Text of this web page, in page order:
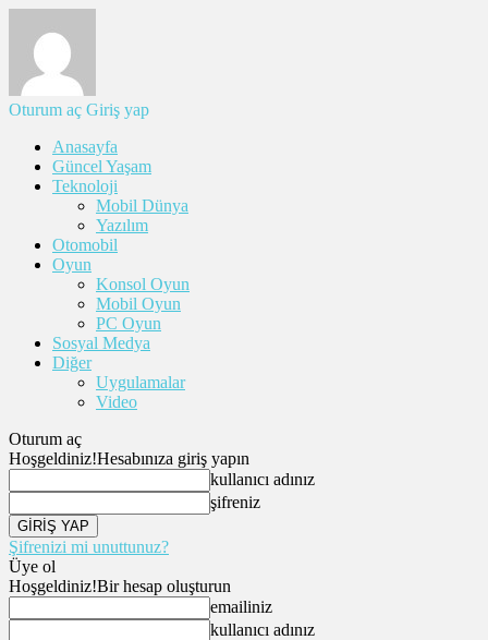
Oturum aç Giriş yap
Anasayfa
Güncel Yaşam
Teknoloji
Mobil Dünya
Yazılım
Otomobil
Oyun
Konsol Oyun
Mobil Oyun
PC Oyun
Sosyal Medya
Diğer
Uygulamalar
Video
Oturum aç
Hoşgeldiniz!Hesabınıza giriş yapın
kullanıcı adınız
şifreniz
Şifrenizi mi unuttunuz?
Üye ol
Hoşgeldiniz!Bir hesap oluşturun
emailiniz
kullanıcı adınız